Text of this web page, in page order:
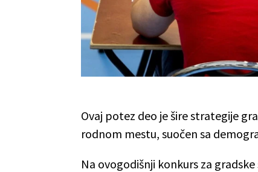
Ovaj potez deo je šire strategije
rodnom mestu, suočen sa
Na ovogodišnji konkurs za